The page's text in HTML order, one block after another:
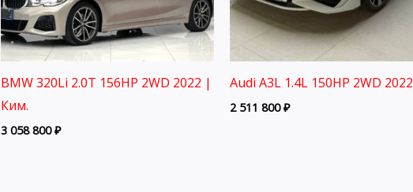
BMW 320Li 2.0T 156HP 2WD 2022 |
Ким.
3 058 800₽
Audi A3L 1.4L 150HP 2WD 2022
2 511 800₽